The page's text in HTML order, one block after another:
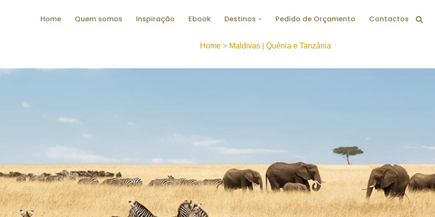
Home Quem somos Inspiração Ebook Destinos Pedido de Orçamento Contactos
Home > Maldivas Quénia e Tanzânia